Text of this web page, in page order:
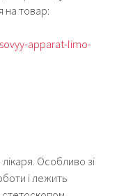
на товар:
apparat-limo-
Особливо зі
і лежить